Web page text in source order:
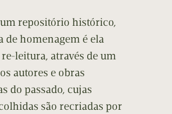
repositório histórico,
de homenagem é ela
leitura, através de um
autores e obras
do passado, cujas
são recriadas por